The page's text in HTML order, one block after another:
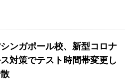
ンガポール校、新型コロナ
対策でテスト時間帯変更し